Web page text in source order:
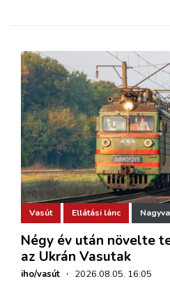
Vasút Ellátási lánc
Négy év után növelte
az Ukrán Vasutak
iho/vasút · 2026.08.05. 16:05